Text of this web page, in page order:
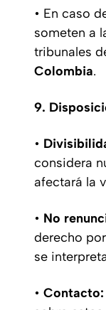
• En caso
someten a
tribunales
Colombia.
9.
•
considera
afectará la
• No
derecho
se
• Contacto: